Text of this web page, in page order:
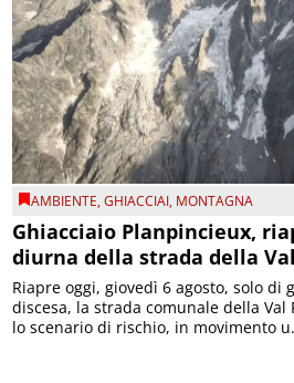
AMBIENTE,GHIACCIAI, MONTAGNA
Ghiacciaio Planpincieux,
diurna della strada della
Riapre oggi, giovedì 6 agosto, solo di
discesa, la strada comunale della Val
lo scenario di rischio, in movimento